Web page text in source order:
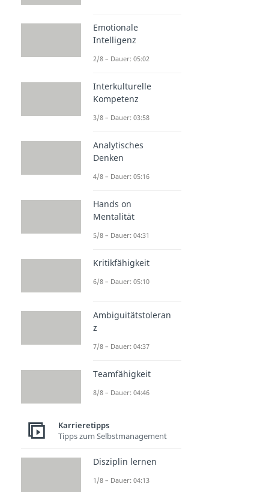
Emotionale
Intelligenz
2/8 – Dauer: 05:02
Interkulturelle
Kompetenz
3/8 – Dauer: 03:58
Analytisches
Denken
4/8 – Dauer: 05:16
Hands on
Mentalität
5/8 – Dauer: 04:31
Kritikfähigkeit
6/8 – Dauer: 05:10
Ambiguitätstoleran
z
7/8 – Dauer: 04:37
Teamfähigkeit
8/8 – Dauer: 04:46
Karrieretipps
Tipps zum Selbstmanagement
Disziplin lernen
1/8 – Dauer: 04:13